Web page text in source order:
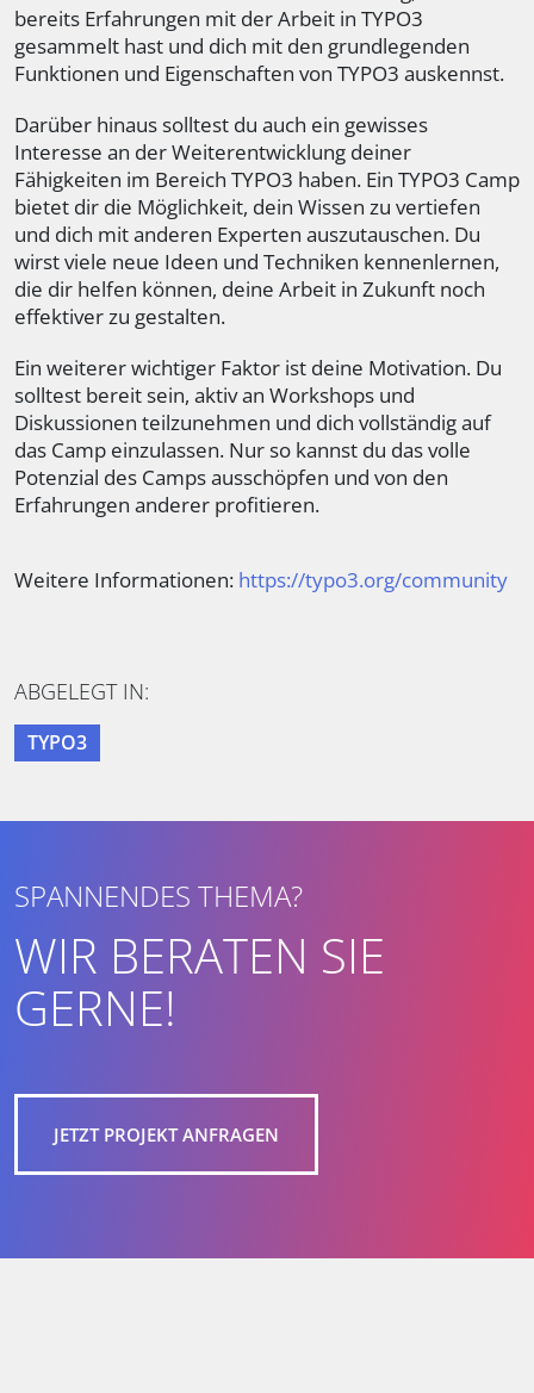
bereits Erfahrungen mit der Arbeit in TYPO3
gesammelt hast und dich mit den grundlegenden
Funktionen und Eigenschaften von TYPO3 auskennst.
Darüber hinaus solltest du auch ein gewisses
Interesse an der Weiterentwicklung deiner
Fähigkeiten im Bereich TYPO3 haben. Ein TYPO3 Camp
bietet dir die Möglichkeit, dein Wissen zu vertiefen
und dich mit anderen Experten auszutauschen. Du
wirst viele neue Ideen und Techniken kennenlernen,
die dir helfen können, deine Arbeit in Zukunft noch
effektiver zu gestalten.
Ein weiterer wichtiger Faktor ist deine Motivation. Du
solltest bereit sein, aktiv an Workshops und
Diskussionen teilzunehmen und dich vollständig auf
das Camp einzulassen. Nur so kannst du das volle
Potenzial des Camps ausschöpfen und von den
Erfahrungen anderer profitieren.
Weitere Informationen: https://typo3.org/community
ABGELEGT IN:
TYPO3
SPANNENDES THEMA?
WIR BERATEN SIE
GERNE!
JETZT PROJEKT ANFRAGEN